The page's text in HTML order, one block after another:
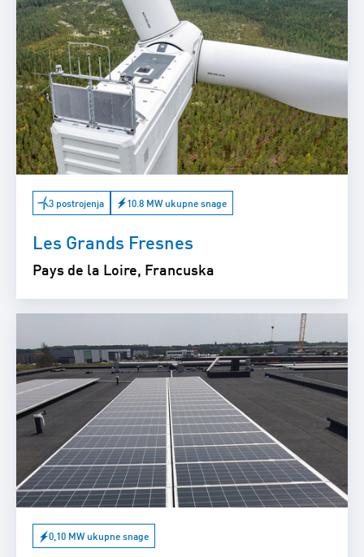
3 postrojenja 10.8 MW ukupne snage
Les Grands Fresnes
Pays de la Loire, Francuska
0,10 MW ukupne snage